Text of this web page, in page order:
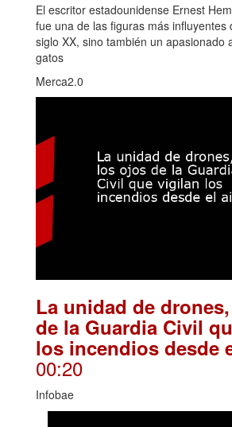
El escritor estadounidense Ernest
fue una de las figuras más influyentes
siglo XX, sino también un apasionado
gatos
Merca2.0
La unidad de
de la Guardia Civil
los incendios desde
00:20
Infobae